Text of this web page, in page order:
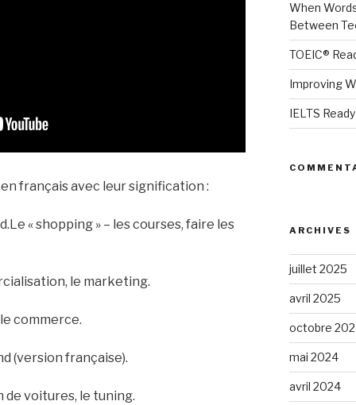
français avec leur signification :
« shopping » – les courses, faire les
le marketing.
le commerce.
(version française).
de voitures, le tuning.
When
Between
TOEIC®
Improving
IELTS Ready
ARCHIVES
juillet 2025
avril 2025
octobre
mai 2024
avril 2024